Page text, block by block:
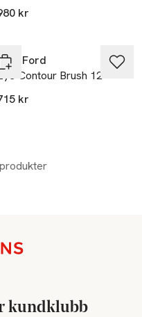
kr
Ford
Contour Brush 12
kr
kundklubb